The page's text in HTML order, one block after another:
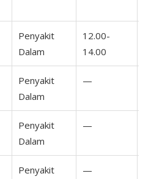
Penyakit
Dalam
12.00-
14.00
Penyakit
Dalam
—
Penyakit
Dalam
—
Penyakit
—